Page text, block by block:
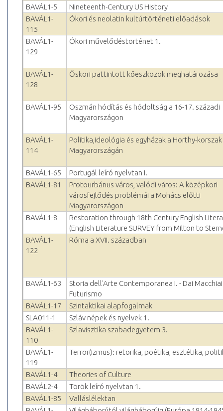
BAVÁL1-5
Nineteenth-Century US History
BAVÁL1-
115
Ókori és neolatin kultúrtörténeti előadások
BAVÁL1-
129
Ókori művelődéstörténet 1.
BAVÁL1-
128
Őskori pattintott kőeszközök meghatározása
BAVÁL1-95
Oszmán hódítás és hódoltság a 16-17. századi
Magyarországon
BAVÁL1-
114
Politika,ideológia és egyházak a Horthy-korszak
Magyarországán
BAVÁL1-65
Portugál leíró nyelvtan I.
BAVÁL1-81
Protourbánus város, valódi város: A középkori
városfejlődés problémái a Mohács előtti
Magyarországon
BAVÁL1-8
Restoration through 18th Century English
(English Literature SURVEY from Milton to
BAVÁL1-
122
Róma a XVII. században
BAVÁL1-63
Storia dell'Arte Contemporanea I. - Dai
Futurismo
BAVÁL1-17
Szintaktikai alapfogalmak
SLA011-1
Szláv népek és nyelvek 1.
BAVÁL1-
110
Szlavisztika szabadegyetem 3.
BAVÁL1-
119
Terror(izmus): retorika, poétika, esztétika,
BAVÁL1-4
Theories of Culture
BAVÁL2-4
Török leíró nyelvtan 1.
BAVÁL1-85
Valláslélektan